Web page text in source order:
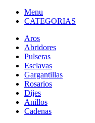
Menu
CATEGORIAS
Aros
Abridores
Pulseras
Esclavas
Gargantillas
Rosarios
Dijes
Anillos
Cadenas